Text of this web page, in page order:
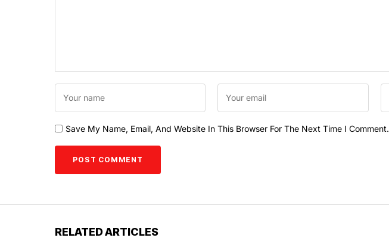
Save My Name, Email, And Website In This Browser For The Next Time I Comment.
RELATED ARTICLES